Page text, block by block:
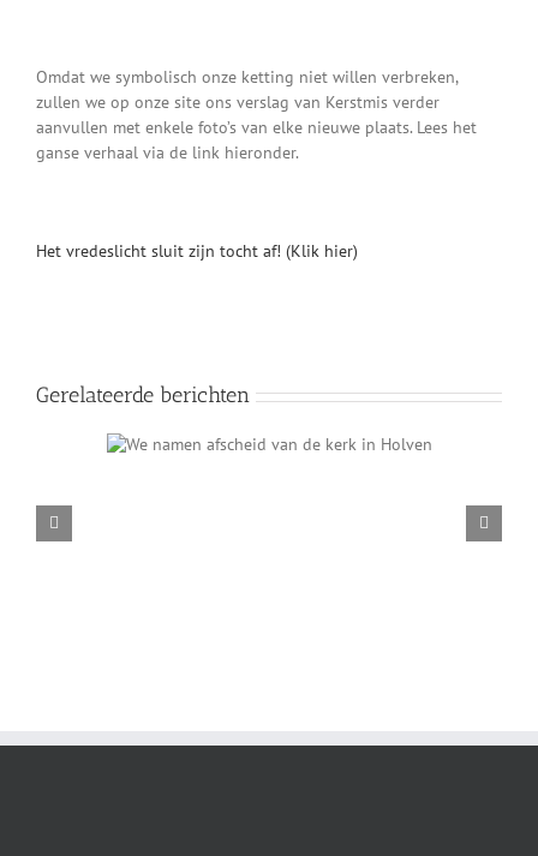
Omdat we symbolisch onze ketting niet willen verbreken,
zullen we op onze site ons verslag van Kerstmis verder
aanvullen met enkele foto’s van elke nieuwe plaats. Lees het
ganse verhaal via de link hieronder.
Het vredeslicht sluit zijn tocht af! (Klik hier)
Gerelateerde berichten